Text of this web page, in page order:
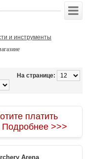
и инструменты
На странице:
платить
>>>
Arena